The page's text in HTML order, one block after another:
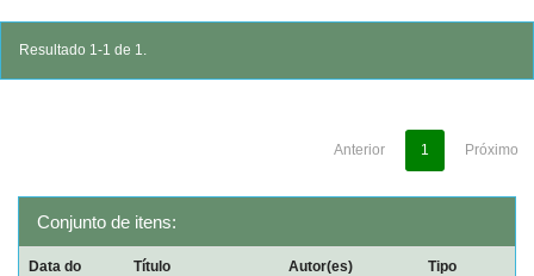
Resultado 1-1 de 1.
Anterior 1 Próximo
Conjunto de itens:
Data do
Título Autor(es) Tipo